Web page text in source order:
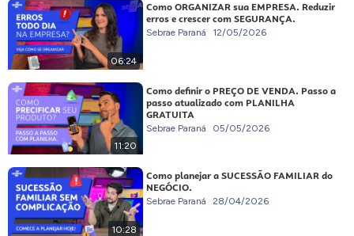
06:24
Como ORGANIZAR sua EMPRESA. Reduzir
erros e crescer com SEGURANÇA.
Sebrae Paraná 12/05/2026
11:20
Como definir o PREÇO DE VENDA. Passo a
passo atualizado com PLANILHA
GRATUITA
Sebrae Paraná 05/05/2026
10:28
Como planejar a SUCESSÃO FAMILIAR do
NEGÓCIO.
Sebrae Paraná 28/04/2026